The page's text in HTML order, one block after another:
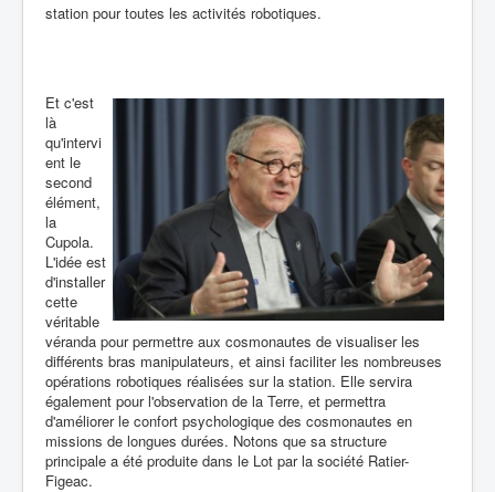
station pour toutes les activités robotiques.
Et c'est
là
qu'intervi
ent le
second
élément,
la
Cupola.
L'idée est
d'installer
cette
véritable
véranda pour permettre aux cosmonautes de visualiser les
différents bras manipulateurs, et ainsi faciliter les nombreuses
opérations robotiques réalisées sur la station. Elle servira
également pour l'observation de la Terre, et permettra
d'améliorer le confort psychologique des cosmonautes en
missions de longues durées. Notons que sa structure
principale a été produite dans le Lot par la société Ratier-
Figeac.